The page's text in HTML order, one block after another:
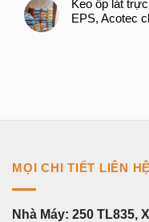
Keo ốp lát
EPS, Acotec
MỌI CHI TIẾT LIÊN HỆ
Nhà Máy: 250 TL835,